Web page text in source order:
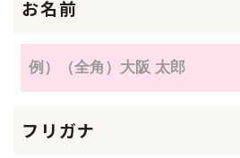
お名前
フリガナ